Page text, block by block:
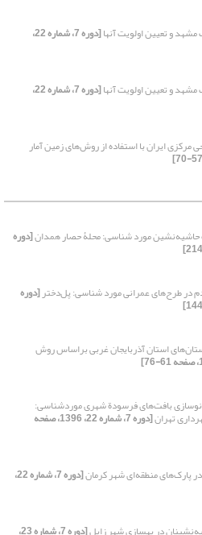
و تعیین اولویت آنها [دوره 7، شماره 22،
و تعیین اولویت آنها [دوره 7، شماره 22،
مرکزی ایران با استفاده از روش‌های زمین آمار
حاشیه‌نشین مورد شناسی: محلۀ حصار همدان[دوره
در طرح‌‌های عمرانی مورد شناسی: پل‌دختر[دوره
استان آذربایجان غربی بر‌اساس روش
نوسازی بافت‌های فرسودة شهری موردشناسی:
[دوره 7، شماره 22، 1396، صفحه
منطقه‌ای شهر کرمان [دوره 7، شماره 22،